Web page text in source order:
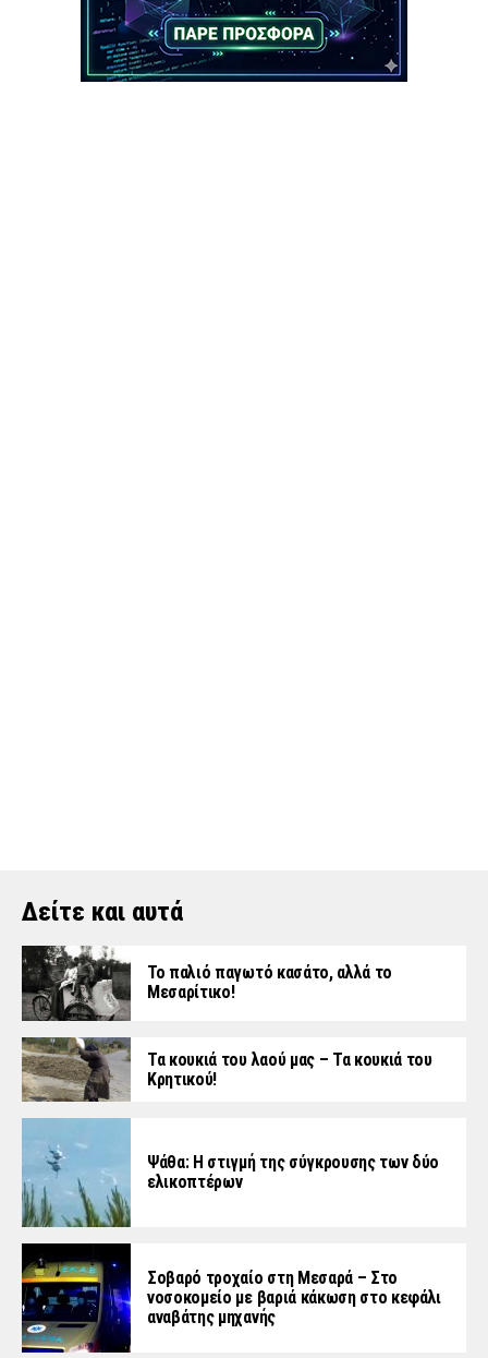
Δείτε και αυτά
Το παλιό παγωτό κασάτο, αλλά το
Μεσαρίτικο!
Τα κουκιά του λαού μας – Τα κουκιά του
Κρητικού!
Ψάθα: Η στιγμή της σύγκρουσης των δύο
ελικοπτέρων
Σοβαρό τροχαίο στη Μεσαρά – Στο
νοσοκομείο με βαριά κάκωση στο κεφάλι
αναβάτης μηχανής